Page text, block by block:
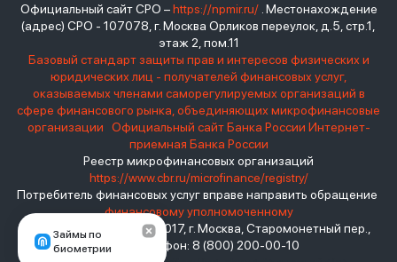
Займы по
биометрии
Официальный сайт СРО –https://npmir.ru/. Местонахождение
(адрес) СРО - 107078, г. Москва Орликов переулок, д.5, стр.1,
этаж 2, пом.11
Базовый стандарт защиты прав и интересов физических и
юридических лиц - получателей финансовых услуг,
оказываемых членами саморегулируемых организаций в
сфере финансового рынка, объединяющих микрофинансовые
организации
Официальный сайт Банка России Интернет-
приемная Банка России
Реестр микрофинансовых организаций
https://www.cbr.ru/microfinance/registry/
Потребитель финансовых услуг вправе направить обращение
финансовому уполномоченному
Место нахождения: 119017, г. Москва, Старомонетный пер.,
дом 3 Телефон: 8 (800) 200-00-10